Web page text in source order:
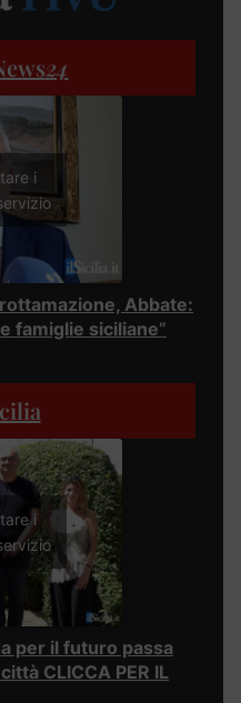
24
i
Abbate:
famiglie siciliane”
i
per il futuro passa
CLICCA PER IL